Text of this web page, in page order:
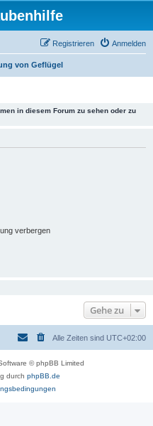
Anmelden
Registrieren
von Geflügel
in diesem Forum zu sehen oder zu
verbergen
Gehe zu
Alle Zeiten sind UTC+02:00
© phpBB Limited
durch phpBB.de